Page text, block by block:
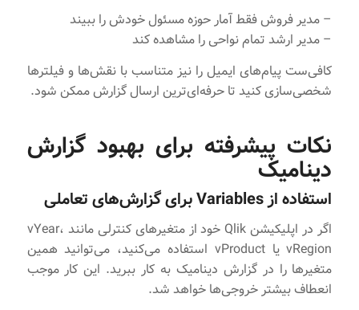
– مدیر فروش فقط آمار حوزه مسئول خودش را ببیند
– مدیر ارشد تمام نواحی را مشاهده کند
کافی‌ست پیام‌های ایمیل را نیز متناسب با نقش‌ها و فیلترها
شخصی‌سازی کنید تا حرفه‌ای‌ترین ارسال گزارش ممکن شود.
نکات پیشرفته برای بهبود گزارش
دینامیک
استفاده از Variables برای گزارش‌های تعاملی
اگر در اپلیکیشن Qlik خود از متغیرهای کنترلی مانند vYear،
vRegion یا vProduct استفاده می‌کنید، می‌توانید همین
متغیرها را در گزارش دینامیک به کار ببرید. این کار موجب
انعطاف بیشتر خروجی‌ها خواهد شد.